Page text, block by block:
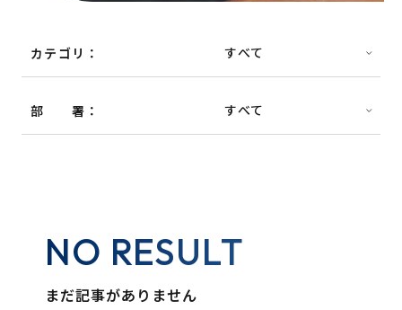
カテゴリ
部署
NO RESULT
まだ記事がありません